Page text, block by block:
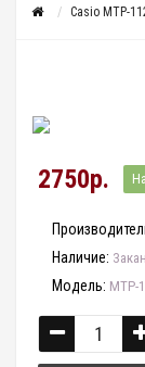
Casio MTP-
2750р.
Наличие:
Модель: MTP-